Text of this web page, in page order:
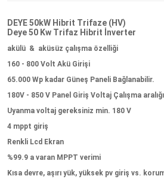
DEYE 50kW Hibrit Trifaze (HV)
Deye 50 Kw Trifaz
akülü & aküsüz çalışma özelliği
160 - 800 Volt Akü Girişi
65.000 Wp kadar Güneş Paneli Bağlanabilir.
180V - 850 V Panel Giriş Voltaj Çalışma
Uyanma voltaj gereksiniz min. 180 V
4 mppt giriş
Renkli Lcd Ekran
%99.9 a varan MPPT verimi
Kısa devre, aşırı yük, yüksek pv giriş vs.